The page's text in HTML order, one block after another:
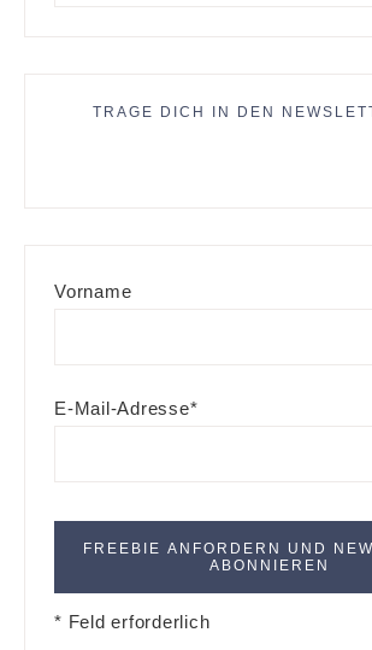
TRAGE DICH IN DEN
Vorname
E-Mail-Adresse*
* Feld erforderlich